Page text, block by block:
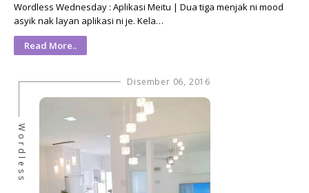
Wordless Wednesday : Aplikasi Meitu | Dua tiga menjak ni mood
asyik nak layan aplikasi ni je. Kela…
Read More..
Disember 06, 2016
Wordless